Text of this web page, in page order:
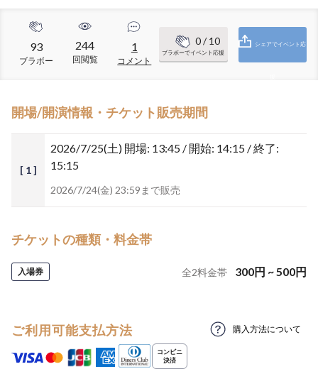
93
ブラボー
244
回閲覧
1
コメント
0/ 10
ブラボーでイベント応援
シェアでイベント応
開場/開演情報・チケット販売期間
[ 1 ]
2026/7/25(土) 開場: 13:45 / 開始: 14:15 / 終了:
15:15
2026/7/24(金) 23:59まで販売
チケットの種類・料金帯
入場券 全2料金帯 300円 ~500円
ご利用可能支払方法 購入方法について